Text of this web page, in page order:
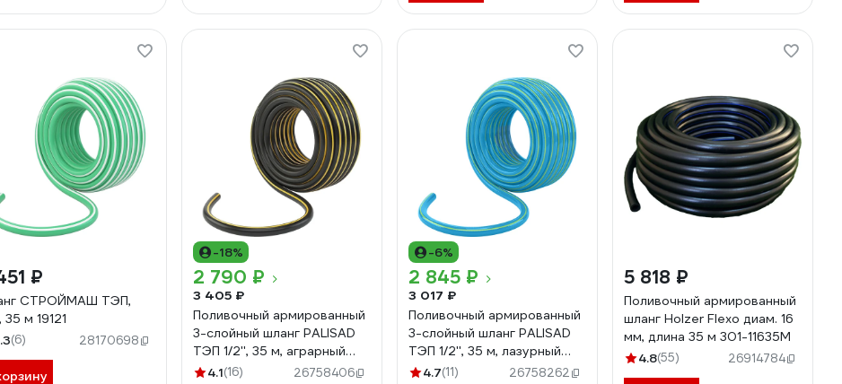
₽
СТРОЙМАШ ТЭП,
35 м 19121
(6) 28170698
-18%
2 790 ₽
3 405 ₽
Поливочный армированный
3-слойный шланг PALISAD
ТЭП 1/2'', 35 м, аграрный
PALISAD 67111
4.1(16) 26758406
-6%
2 845 ₽
3 017 ₽
Поливочный армированный
3-слойный шланг PALISAD
ТЭП 1/2'', 35 м, лазурный
PALISAD 67107
4.7(11) 26758262
5 818 ₽
Поливочный армированный
шланг Holzer Flexo диам. 16
мм, длина 35 м 301-11635M
4.8(55) 26914784